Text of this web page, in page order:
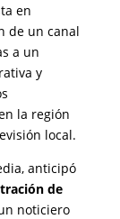
en
de un canal
a un
y
la región
local.
anticipó
de
noticiero